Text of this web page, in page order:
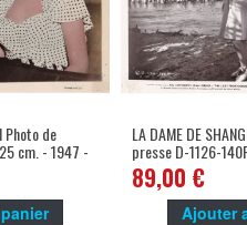
Photo de
cm. - 1947 -
LA DAME DE
presse D-1126-
1947 - Rita
89,00 €
Ajouter